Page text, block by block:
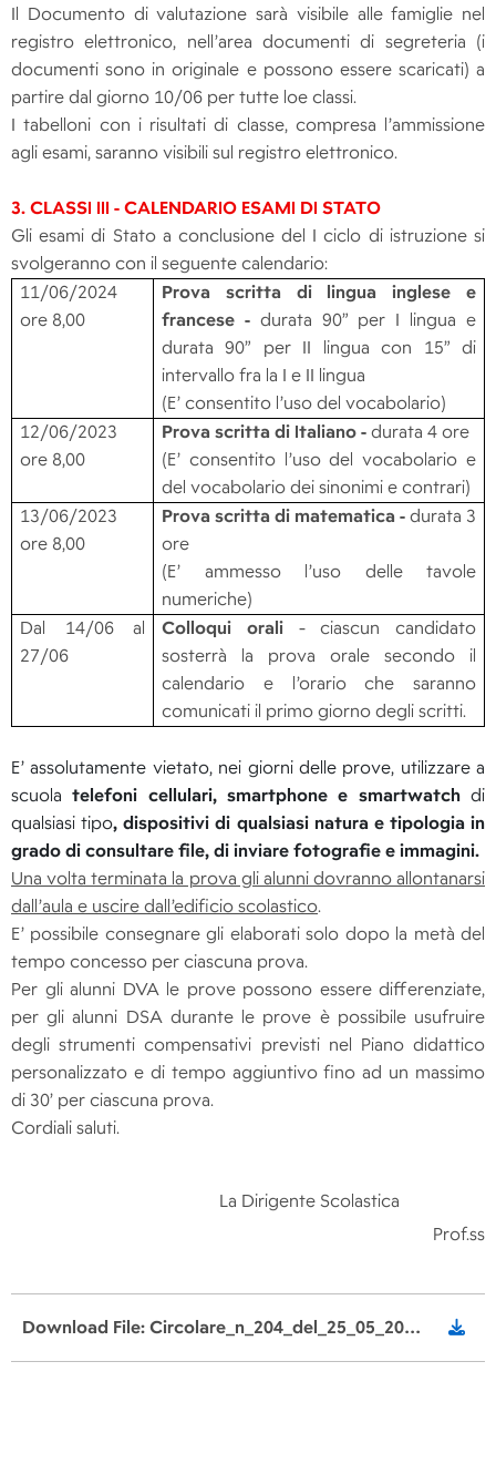
Il Documento di valutazione sarà visibile alle famiglie nel
registro elettronico, nell’area documenti di segreteria (i
documenti sono in originale e possono essere scaricati) a
partire dal giorno 10/06 per tutte loe classi.
I tabelloni con i risultati di classe, compresa l’ammissione
agli esami, saranno visibili sul registro elettronico.
3. CLASSI III - CALENDARIO ESAMI DI STATO
Gli esami di Stato a conclusione del I ciclo di istruzione si
svolgeranno con il seguente calendario:
11/06/2024
ore 8,00
Prova scritta di lingua inglese e
francese - durata 90” per I lingua e
durata 90” per II lingua con 15” di
intervallo fra la I e II lingua
(E’ consentito l’uso del vocabolario)
12/06/2023
ore 8,00
Prova scritta di Italiano - durata 4 ore
(E’ consentito l’uso del vocabolario e
del vocabolario dei sinonimi e contrari)
13/06/2023
ore 8,00
Prova scritta di matematica - durata 3
ore
(E’ ammesso l’uso delle tavole
numeriche)
Dal 14/06 al
27/06
Colloqui orali- ciascun candidato
sosterrà la prova orale secondo il
calendario e l’orario che saranno
comunicati il primo giorno degli scritti.
E’ assolutamente vietato, nei giorni delle prove, utilizzare a
scuolatelefoni cellulari, smartphone e smartwatch di
qualsiasi tipo,dispositivi di qualsiasi natura e tipologia in
grado di consultare file, di inviare fotografie e immagini.
Una volta terminata la prova gli alunni dovranno allontanarsi
dall’aula e uscire dall’edificio scolastico.
E’ possibile consegnare gli elaborati solo dopo la metà del
tempo concesso per ciascuna prova.
Per gli alunni DVA le prove possono essere differenziate,
per gli alunni DSA durante le prove è possibile usufruire
degli strumenti compensativi previsti nel Piano didattico
personalizzato e di tempo aggiuntivo fino ad un massimo
di 30’ per ciascuna prova.
Cordiali saluti.
La Dirigente Scolastica
Download File: Circolare_n_204_del_25_05_2024_SLE_orario_07_06_24_documento_di_valutazione_esami_classi_terze.pdf